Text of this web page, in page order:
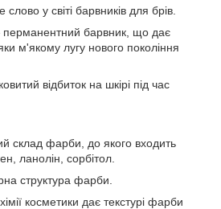
у світі барвників для брів.
барвник, що дає
м'якому лугу нового покоління
відбиток на шкірі під час
склад фарби, до якого входить
ланолін, сорбітол.
структура фарби.
косметики дає текстурі фарби